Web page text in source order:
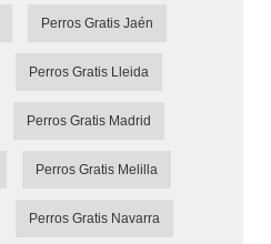
Perros Gratis Jaén
Perros Gratis Lleida
Perros Gratis Madrid
Perros Gratis Melilla
Perros Gratis Navarra